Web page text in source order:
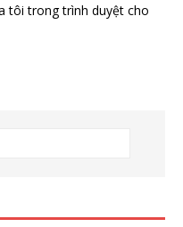
tôi trong trình duyệt cho